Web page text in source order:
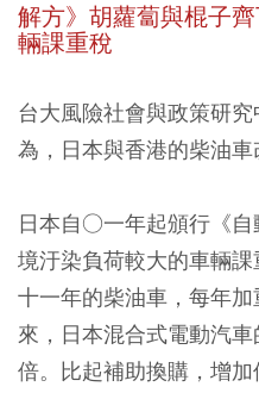
解方》胡蘿蔔與棍子
輛課重稅
台大風險社會與政策研
為，日本與香港的柴油車
日本自○一年起頒行《自
境汙染負荷較大的車輛
十一年的柴油車，每年
來，日本混合式電動汽
倍。比起補助換購，增加